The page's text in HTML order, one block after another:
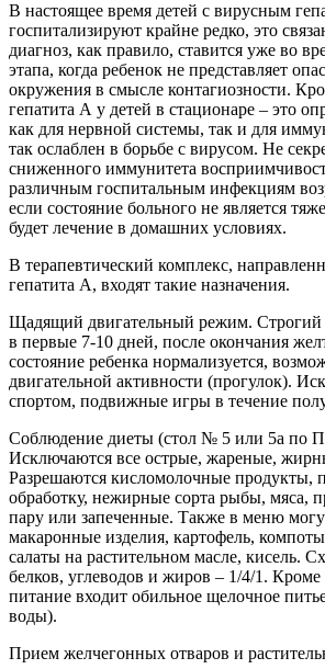
В настоящее время детей с вирусным
госпитализируют крайне редко, это
диагноз, как правило, ставится уже во
этапа, когда ребенок не представляет
окружения в смысле контагиозности.
гепатита А у детей в стационаре – это
как для нервной системы, так и для
так ослаблен в борьбе с вирусом. Не
сниженного иммунитета
различным госпитальным инфекциям
если состояние больного не является
будет лечение в домашних условиях.
В терапевтический комплекс,
гепатита А, входят такие назначения.
Щадящий двигательный режим.
в первые 7-10 дней, после окончания
состояние ребенка нормализуется,
двигательной активности (прогулок).
спортом, подвижные игры в течение
Соблюдение диеты (стол № 5 или 5а по
Исключаются все острые, жареные,
Разрешаются кисломолочные продукты,
обработку, нежирные сорта рыбы, мяса,
пару или запеченные. Также в меню
макаронные изделия, картофель,
салаты на растительном масле, кисель.
белков, углеводов и жиров – 1/4/1. Кроме
питание входит обильное щелочное
воды).
Прием желчегонных отваров и